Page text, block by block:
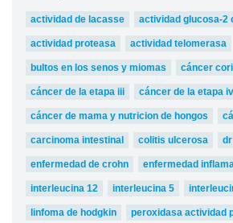
actividad de lacasse actividad glucosa-2
actividad proteasa actividad telomerasa
bultos en los senos y miomas cáncer
cáncer de la etapa iii cáncer de la etapa iv
cáncer de mama y nutricion de hongos
carcinoma intestinal colitis ulcerosa
enfermedad de crohn enfermedad
interleucina 12 interleucina 5
linfoma de hodgkin peroxidasa actividad